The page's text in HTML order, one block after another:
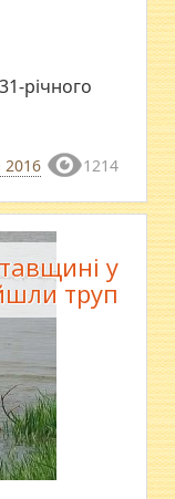
річного
2016 1214
у
труп